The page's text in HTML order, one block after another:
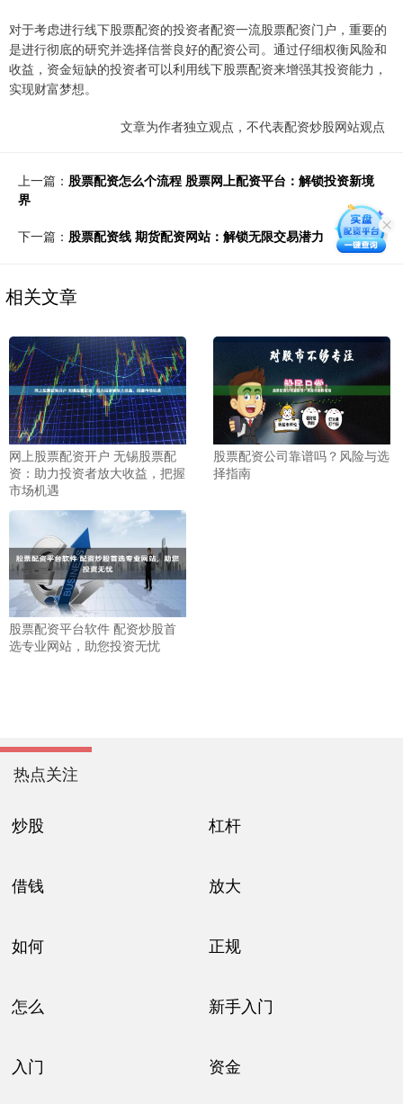
对于考虑进行线下股票配资的投资者配资一流股票配资门户，重要的
是进行彻底的研究并选择信誉良好的配资公司。通过仔细权衡风险和
收益，资金短缺的投资者可以利用线下股票配资来增强其投资能力，
实现财富梦想。
文章为作者独立观点，不代表配资炒股网站观点
上一篇： 股票配资怎么个流程 股票网上配资平台：解锁投资新境
界
下一篇： 股票配资线 期货配资网站：解锁无限交易潜力
相关文章
网上股票配资开户 无锡股票配
资：助力投资者放大收益，把握
市场机遇
股票配资公司靠谱吗？风险与选
择指南
股票配资平台软件 配资炒股首
选专业网站，助您投资无忧
热点关注
炒股 杠杆
借钱 放大
如何 正规
怎么 新手入门
入门 资金